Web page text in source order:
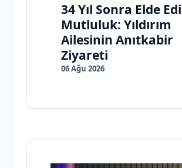
34 Yıl Sonra Elde
Mutluluk: Yıldırım
Ailesinin Anıtkabir
Ziyareti
06 Ağu 2026